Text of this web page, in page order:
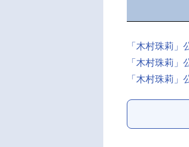
「木村珠莉」
「木村珠莉」
「木村珠莉」